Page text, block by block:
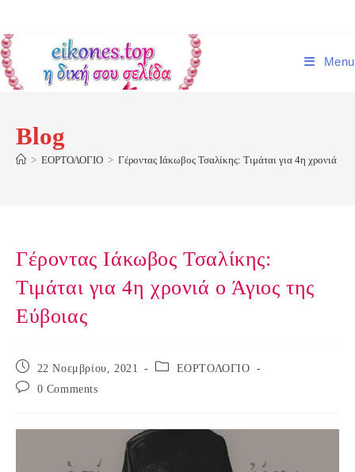
content
Menu
Blog
> ΕΟΡΤΟΛΟΓΙΟ > Γέροντας Ιάκωβος Τσαλίκης: Τιμάται για 4η χρονιά ο
Γέροντας Ιάκωβος Τσαλίκης:
Τιμάται για 4η χρονιά ο Άγιος της
Εύβοιας
Post
published:
22 Νοεμβρίου, 2021
Post
ΕΟΡΤΟΛΟΓΙΟ
Post
0 Comments